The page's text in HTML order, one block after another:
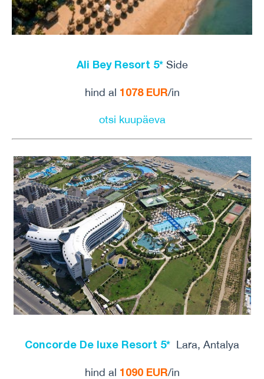
Ali Bey Resort 5*Side
hind al 1078 EUR/in
otsi kuupäeva
Concorde De luxe Resort 5* Lara, Antalya
hind al 1090 EUR/in